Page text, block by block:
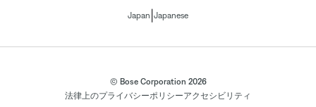
Japan Japanese
© Bose Corporation 2026
法律上のプライバシーポリシーアクセシビリティ